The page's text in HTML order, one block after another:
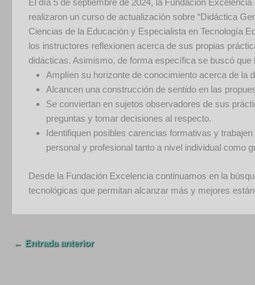
El día 5 de septiembre de 2024, la Fundación
realizaron un curso de actualización sobre “Didáctica
Ciencias de la Educación y Especialista en Tecnología
los instructores reflexionen acerca de sus propias
didácticas. Asimismo, de forma específica se buscó que
Amplíen su horizonte de conocimiento acerca de la
Alcancen una construcción de sentido en las
Se conviertan en sujetos observadores de sus
preguntas y tomar decisiones al respecto.
Identifiquen posibles carencias formativas y
personal y profesional tanto a nivel individual como
Desde la Fundación Excelencia continuamos en la
tecnológicas que permitan alcanzar más y mejores
← Entrada anterior